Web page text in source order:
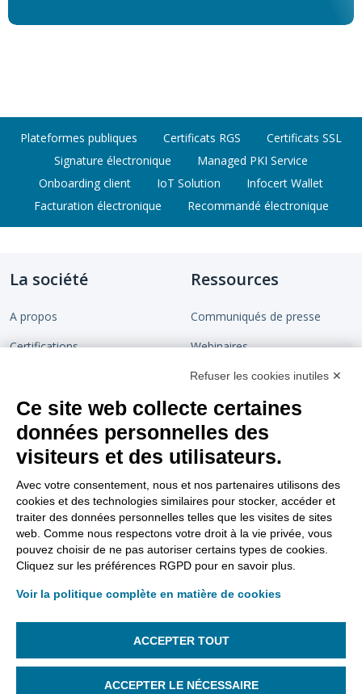
Plateformes publiques Certificats RGS
Certificats SSL
Signature électronique
Managed PKI Service
Onboarding client
IoT Solution
Infocert Wallet
Facturation électronique
Recommandé électronique
La société
A propos
Certifications
Rejoignez-nous
Contact
Ressources
Communiqués de presse
Webinaires
Chaîne de confiance
Blog
Support
Tutoriels vidéos
Aller sur le site support
FAQ Dématérialisation
FAQ Support
Gestion des lanceurs d’alertes
Gestion des cookies
Nous suivre
Refuser les cookies inutiles ✕
Ce site web collecte certaines
données personnelles des
visiteurs et des utilisateurs.
Avec votre consentement, nous et nos partenaires utilisons des
cookies et des technologies similaires pour stocker, accéder et
traiter des données personnelles telles que les visites de sites
web. Comme nous respectons votre droit à la vie privée, vous
pouvez choisir de ne pas autoriser certains types de cookies.
Cliquez sur les préférences RGPD pour en savoir plus.
Voir la politique complète en matière de cookies
ACCEPTER TOUT
ACCEPTER LE NÉCESSAIRE